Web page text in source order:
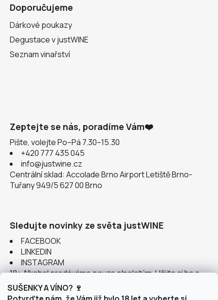
SUŠENKY A VÍNO? 🍷
Doporučujeme
Dárkové poukazy
Degustace v justWINE
Seznam vinařství
Zeptejte se nás, poradíme Vám❤️
Pište, volejte Po–Pá 7.30–15.30
+420 777 435 045
info@justwine.cz
Centrální sklad: Accolade Brno Airport Letiště Brno-
Tuřany 949/5 627 00 Brno
Sledujte novinky ze světa justWINE
FACEBOOK
LINKEDIN
INSTAGRAM
18+ Alkohol prodáváme pouze plnoletým. Užijte si ho s
rozumem.